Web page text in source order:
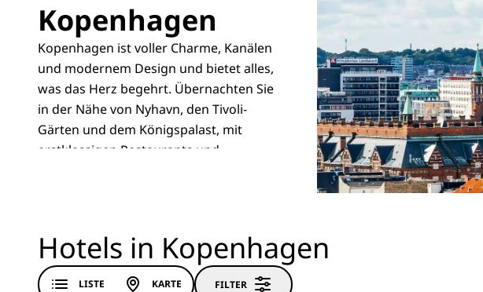
Kopenhagen
Kopenhagen ist voller Charme, Kanälen
und modernem Design und bietet alles,
was das Herz begehrt. Übernachten Sie
in der Nähe von Nyhavn, den Tivoli-
Gärten und dem Königspalast, mit
erstklassigen Restaurants und
Hotels in Kopenhagen
LISTE KARTE FILTER